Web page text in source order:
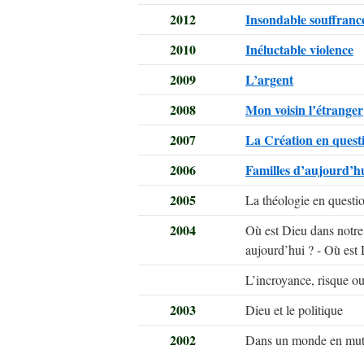
2012
Insondable
2010
Inéluctable violence
2009
L’argent
2008
Mon voisin l’étranger
2007
La Création en
2006
Familles
2005
La théologie en
2004
Où est Dieu dans
aujourd’hui ? - Où est
L’incroyance, risque
2003 Dieu et le politique
2002 Dans un monde en